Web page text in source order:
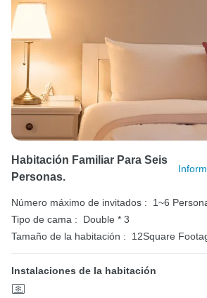
Habitación Familiar Para Seis
Personas.
Número máximo de invitados :
1~6
Tipo de cama :
Double * 3
Tamaño de la habitación :
12Square
Instalaciones de la habitación